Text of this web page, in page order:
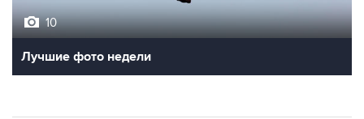
Лучшие фото недели